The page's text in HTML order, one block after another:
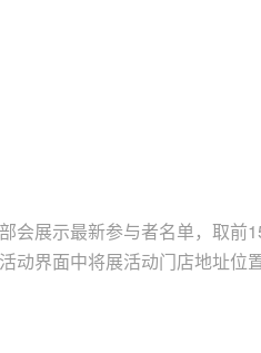
会展示最新参与者名单，取前
动界面中将展活动门店地址位